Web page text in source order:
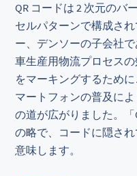
QR コードは 2 次元のバ
セルパターンで構成さ
ー、デンソーの子会社
車生産用物流プロセス
をマーキングするため
マートフォンの普及に
の道が広がりました。「
の略で、コードに隠さ
意味します。